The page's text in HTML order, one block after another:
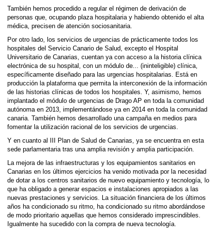
También hemos procedido a regular el régimen de derivación de
personas que, ocupando plaza hospitalaria y habiendo obtenido el alta
médica, precisen de atención sociosanitaria.
Por otro lado, los servicios de urgencias de prácticamente todos los
hospitales del Servicio Canario de Salud, excepto el Hospital
Universitario de Canarias, cuentan ya con acceso a la historia clínica
electrónica de su hospital, con un módulo de... (ininteligible) clínica,
específicamente diseñado para las urgencias hospitalarias. Está en
producción la plataforma que permita la interconexión de la información
de las historias clínicas de todos los hospitales. Y, asimismo, hemos
implantado el módulo de urgencias de Drago AP en toda la comunidad
autónoma en 2013, implementándose ya en 2014 en toda la comunidad
canaria. También hemos desarrollado una campaña en medios para
fomentar la utilización racional de los servicios de urgencias.
Y en cuanto al III Plan de Salud de Canarias, ya se encuentra en esta
sede parlamentaria tras una amplia revisión y amplia participación.
La mejora de las infraestructuras y los equipamientos sanitarios en
Canarias en los últimos ejercicios ha venido motivada por la necesidad
de dotar a los centros sanitarios de nuevo equipamiento y tecnología, lo
que ha obligado a generar espacios e instalaciones apropiados a las
nuevas prestaciones y servicios. La situación financiera de los últimos
años ha condicionado su ritmo, ha condicionado su ritmo abordándose
de modo prioritario aquellas que hemos considerado imprescindibles.
Igualmente ha sucedido con la compra de nueva tecnología.